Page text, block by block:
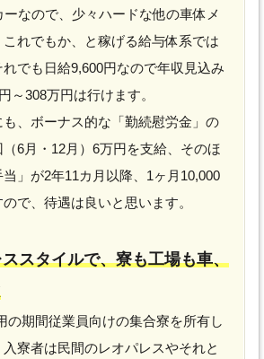
なので、少々ハードな他の車体メ
れでもか、と稼げる給与体系では
でも日給9,600円なので年収見込み
～308万円は行けます。
、ボーナス的な「勤続慰労金」の
6月・12月）6万円を支給、そのほ
」が2年11カ月以降、1ヶ月10,000
で、待遇は良いと思います。
スタイルで、寮も工場も車、
の期間従業員向けの集合寮を所有し
寮者は民間のレオパレスやそれと